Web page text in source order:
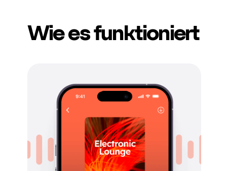
Wie es funktioniert